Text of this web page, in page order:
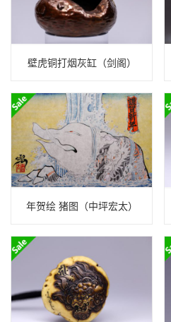
壁虎铜打烟灰缸（剑阁）
年贺绘 猪图（中坪宏太）